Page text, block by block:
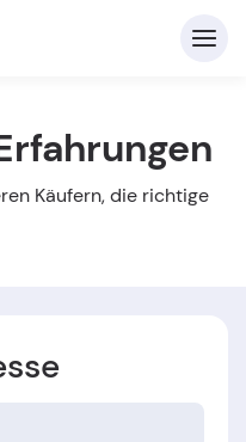
Käufern, die richtige